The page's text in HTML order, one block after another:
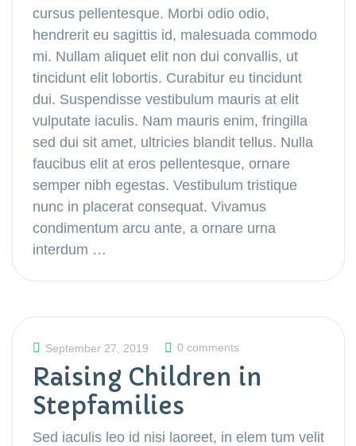
cursus pellentesque. Morbi odio odio,
hendrerit eu sagittis id, malesuada commodo
mi. Nullam aliquet elit non dui convallis, ut
tincidunt elit lobortis. Curabitur eu tincidunt
dui. Suspendisse vestibulum mauris at elit
vulputate iaculis. Nam mauris enim, fringilla
sed dui sit amet, ultricies blandit tellus. Nulla
faucibus elit at eros pellentesque, ornare
semper nibh egestas. Vestibulum tristique
nunc in placerat consequat. Vivamus
condimentum arcu ante, a ornare urna
interdum …
September 27, 2019 0 comments
Raising Children in
Stepfamilies
Sed iaculis leo id nisi laoreet, in elem tum velit